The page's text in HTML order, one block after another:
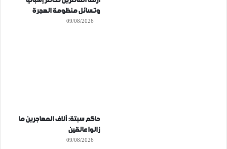
وتسائل منظومة الهجرة
09/08/2026
حاكم سبتة: آلاف المهاجرين ما
زالوا عالقين
09/08/2026